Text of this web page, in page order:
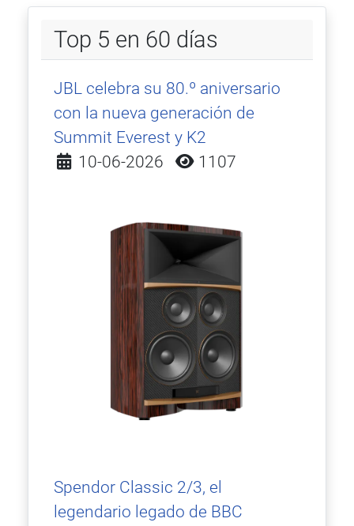
Top 5 en 60 días
JBL celebra su 80.º aniversario
con la nueva generación de
Summit Everest y K2
Detalles
10-06-2026 1107
Spendor Classic 2/3, el
legendario legado de BBC